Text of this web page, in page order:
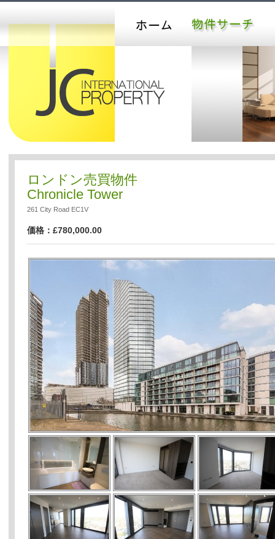
ロンドン売買物件
Chronicle Tower
261 City Road EC1V
価格：£780,000.00